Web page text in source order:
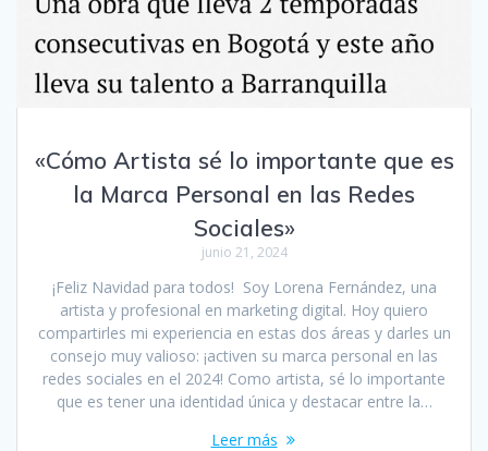
«Cómo Artista sé lo importante que es
la Marca Personal en las Redes
Sociales»
junio 21, 2024
¡Feliz Navidad para todos! Soy Lorena Fernández, una
artista y profesional en marketing digital. Hoy quiero
compartirles mi experiencia en estas dos áreas y darles un
consejo muy valioso: ¡activen su marca personal en las
redes sociales en el 2024! Como artista, sé lo importante
que es tener una identidad única y destacar entre la…
Leer más